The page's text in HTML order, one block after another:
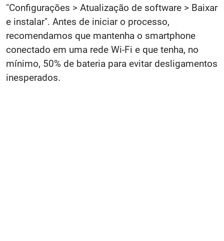
"Configurações > Atualização de software > Baixar
e instalar". Antes de iniciar o processo,
recomendamos que mantenha o smartphone
conectado em uma rede Wi-Fi e que tenha, no
mínimo, 50% de bateria para evitar desligamentos
inesperados.